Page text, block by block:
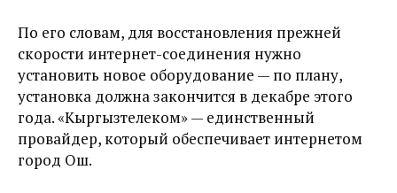
По его словам, для восстановления прежней
скорости интернет-соединения нужно
установить новое оборудование — по плану,
установка должна закончится в декабре этого
года. «Кыргызтелеком» — единственный
провайдер, который обеспечивает интернетом
город Ош.